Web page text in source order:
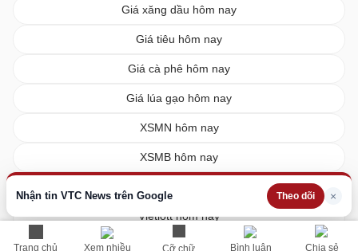
Trang chủ Xem nhiều Cỡ chữ Bình luận Chia sẻ
Nhận tin VTC News trên Google Theo dõi ×
Giá xăng dầu hôm nay
Giá tiêu hôm nay
Giá cà phê hôm nay
Giá lúa gạo hôm nay
XSMN hôm nay
XSMB hôm nay
Vietlott hôm nay